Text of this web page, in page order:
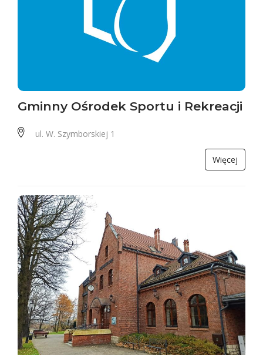
Gminny Ośrodek Sportu i Rekreacji
ul. W. Szymborskiej 1
Więcej